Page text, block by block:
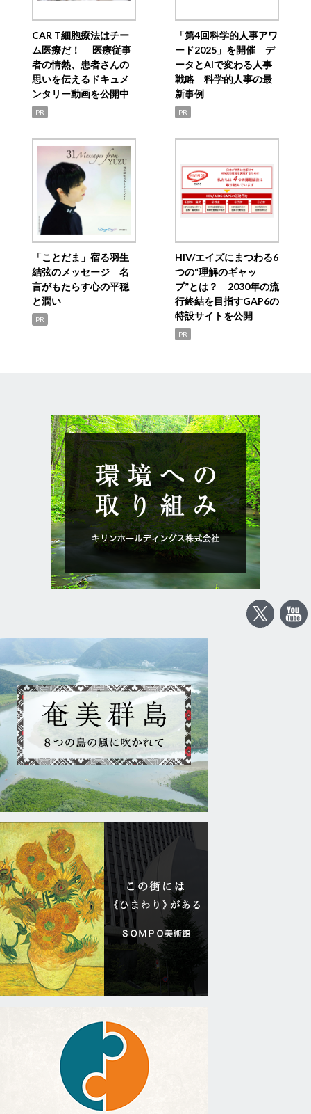
CAR T細胞療法はチー
ム医療だ！ 医療従事
者の情熱、患者さんの
思いを伝えるドキュメ
ンタリー動画を公開中
PR
「第4回科学的人事アワ
ード2025」を開催 デ
ータとAIで変わる人事
戦略 科学的人事の最
新事例
PR
「ことだま」宿る羽生
結弦のメッセージ 名
言がもたらす心の平穏
と潤い
PR
HIV/エイズにまつわる6
つの“理解のギャッ
プ”とは？ 2030年の流
行終結を目指すGAP6の
特設サイトを公開
PR